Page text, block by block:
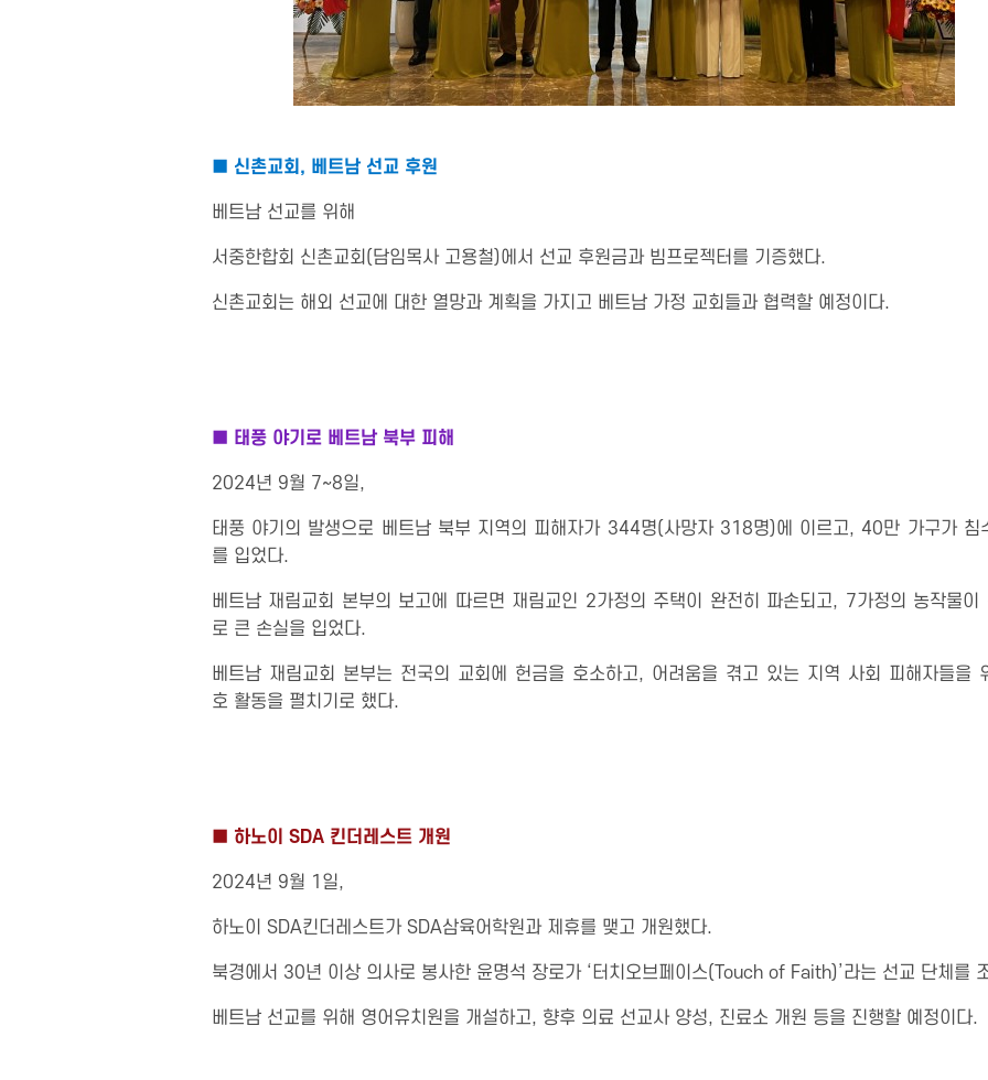
■ 신촌교회, 베트남 선교 후원
베트남 선교를 위해
서중한합회 신촌교회(담임목사 고용철)에서 선교 후원금과 빔프로젝터를 기증했다.
신촌교회는 해외 선교에 대한 열망과 계획을 가지고 베트남 가정 교회들과 협력할 예정이다.
■ 태풍 야기로 베트남 북부 피해
2024년 9월 7~8일,
태풍 야기의 발생으로 베트남 북부 지역의 피해자가 344명(사망자 318명)에 이르고, 40만 가구가 침
를 입었다.
베트남 재림교회 본부의 보고에 따르면 재림교인 2가정의 주택이 완전히 파손되고, 7가정의 농작물이
로 큰 손실을 입었다.
베트남 재림교회 본부는 전국의 교회에 헌금을 호소하고, 어려움을 겪고 있는 지역 사회 피해자들을
호 활동을 펼치기로 했다.
■ 하노이 SDA 킨더레스트 개원
2024년 9월 1일,
하노이 SDA킨더레스트가 SDA삼육어학원과 제휴를 맺고 개원했다.
북경에서 30년 이상 의사로 봉사한 윤명석 장로가 ‘터치오브페이스(Touch of Faith)’라는 선교 단체를
베트남 선교를 위해 영어유치원을 개설하고, 향후 의료 선교사 양성, 진료소 개원 등을 진행할 예정이다.